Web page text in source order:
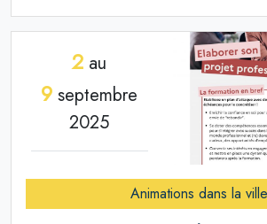
2 au
9 septembre
2025
Animations dans la ville